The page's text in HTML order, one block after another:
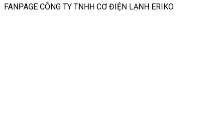
FANPAGE CÔNG TY TNHH CƠ ĐIỆN LẠNH ERIKO